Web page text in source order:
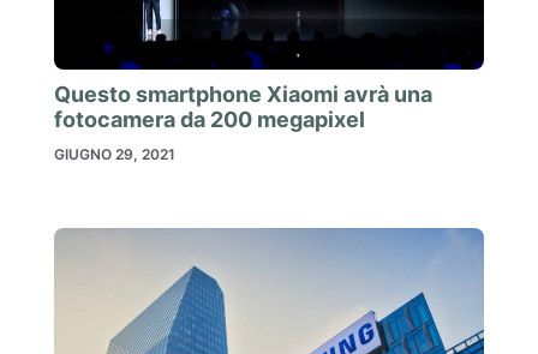
Questo smartphone Xiaomi avrà una
fotocamera da 200 megapixel
GIUGNO 29, 2021